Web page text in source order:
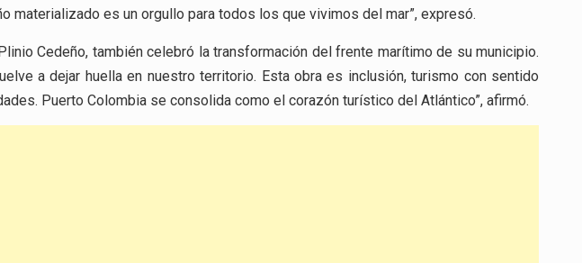
materializado es un orgullo para todos los que vivimos del mar”, expresó.
Cedeño, también celebró la transformación del frente marítimo de su municipio.
a dejar huella en nuestro territorio. Esta obra es inclusión, turismo con sentido
Puerto Colombia se consolida como el corazón turístico del Atlántico”, afirmó.